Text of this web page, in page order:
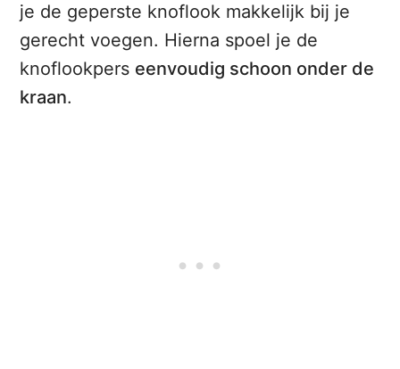
je de geperste knoflook makkelijk bij je
gerecht voegen. Hierna spoel je de
knoflookpers eenvoudig schoon onder de
kraan.